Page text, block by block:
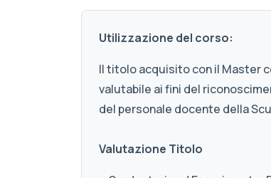
Utilizzazione del corso:
Il titolo acquisito con il Master
valutabile ai fini del
del personale docente della
Valutazione Titolo